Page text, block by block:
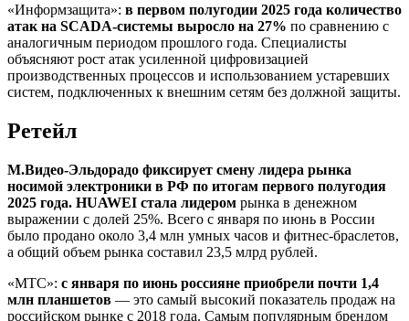
«Информзащита»: в первом полугодии 2025 года количество
атак на SCADA-системы выросло на 27% по сравнению с
аналогичным периодом прошлого года. Специалисты
объясняют рост атак усиленной цифровизацией
производственных процессов и использованием устаревших
систем, подключенных к внешним сетям без должной защиты.
Ретейл
М.Видео-Эльдорадо фиксирует смену лидера рынка
носимой электроники в РФ по итогам первого полугодия
2025 года. HUAWEI стала лидером рынка в денежном
выражении с долей 25%. Всего с января по июнь в России
было продано около 3,4 млн умных часов и фитнес-браслетов,
а общий объем рынка составил 23,5 млрд рублей.
«МТС»: с января по июнь россияне приобрели почти 1,4
млн планшетов — это самый высокий показатель продаж на
российском рынке c 2018 года. Самым популярным брендом